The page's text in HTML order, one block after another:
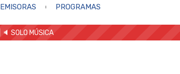
EMISORAS PROGRAMAS
🔈 SOLO MÚSICA